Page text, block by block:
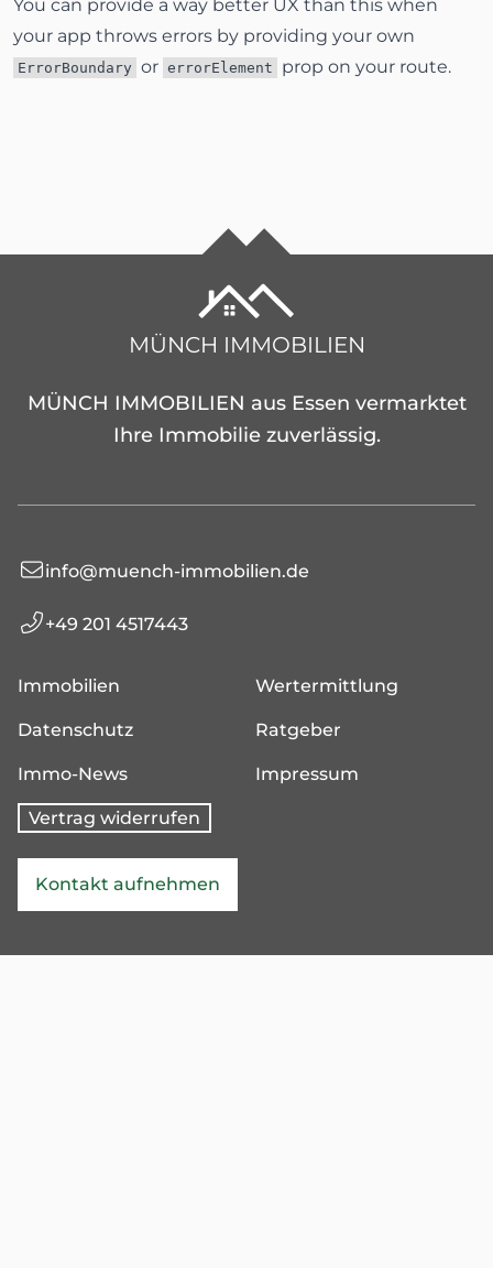
MÜNCH IMMOBILIEN
MÜNCH IMMOBILIEN aus Essen vermarktet
Ihre Immobilie zuverlässig.
info@muench-immobilien.de
+49 201 4517443
Immobilien Wertermittlung
Datenschutz Ratgeber
Immo-News Impressum
Vertrag widerrufen
Kontakt aufnehmen